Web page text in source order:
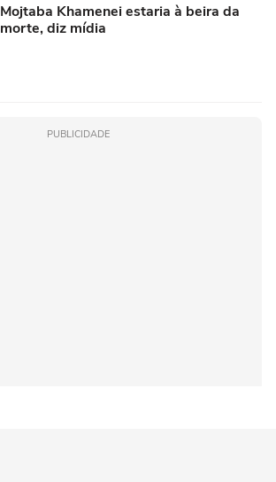
Mojtaba Khamenei estaria à beira da
morte, diz mídia
PUBLICIDADE